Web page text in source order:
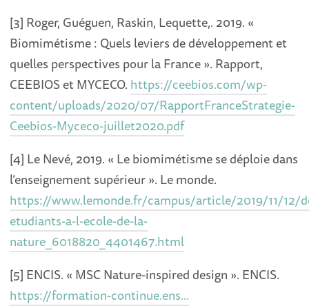
[3] Roger, Guéguen, Raskin, Lequette,. 2019. «
Biomimétisme : Quels leviers de développement et
quelles perspectives pour la France ». Rapport,
CEEBIOS et MYCECO. https://ceebios.com/wp-
content/uploads/2020/07/RapportFranceStrategie-
Ceebios-Myceco-juillet2020.pdf
[4] Le Nevé, 2019. « Le biomimétisme se déploie dans
l’enseignement supérieur ». Le monde.
https://www.lemonde.fr/campus/article/2019/11/12/
etudiants-a-l-ecole-de-la-
nature_6018820_4401467.html
[5] ENCIS. « MSC Nature-inspired design ». ENCIS.
https://formation-continue.ens...